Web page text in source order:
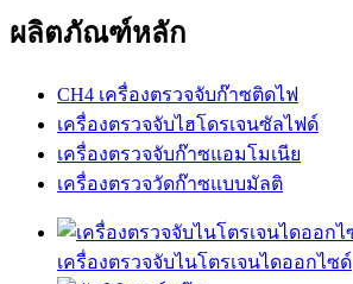
ผลิตภัณฑ์หลัก
CH4 เครื่องตรวจจับก๊าซติดไฟ
เครื่องตรวจจับไฮโดรเจนซัลไฟด์
เครื่องตรวจจับก๊าซแอมโมเนีย
เครื่องตรวจวัดก๊าซแบบมัลติ
เครื่องตรวจจับไนโตรเจนไดออกไซด์